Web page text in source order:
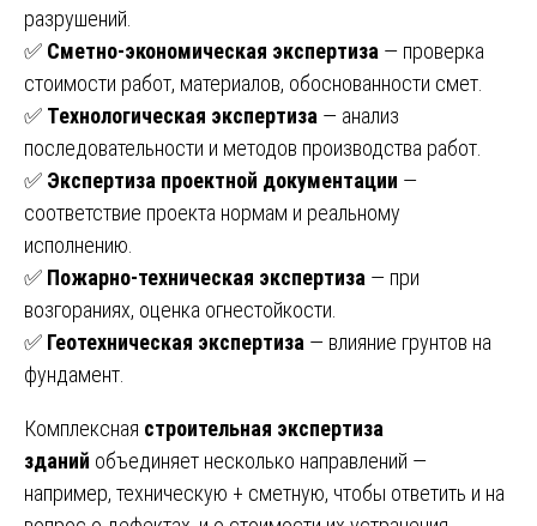
разрушений.
✅ Сметно-экономическая экспертиза — проверка
стоимости работ, материалов, обоснованности смет.
✅ Технологическая экспертиза — анализ
последовательности и методов производства работ.
✅ Экспертиза проектной документации —
соответствие проекта нормам и реальному
исполнению.
✅ Пожарно-техническая экспертиза — при
возгораниях, оценка огнестойкости.
✅ Геотехническая экспертиза — влияние грунтов на
фундамент.
Комплексная строительная экспертиза
зданий объединяет несколько направлений —
например, техническую + сметную, чтобы ответить и на